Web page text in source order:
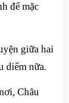
để mặc
giữa hai
diếm nữa.
Châu